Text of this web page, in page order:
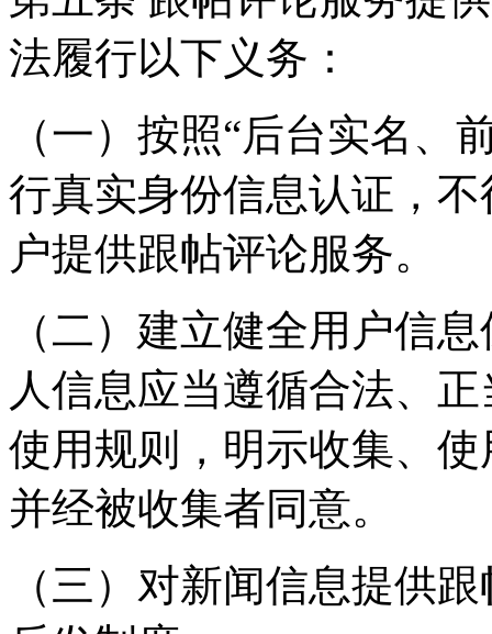
法履行以下义务：
（一）按照“后台实名、
行真实身份信息认证，
户提供跟帖评论服务。
（二）建立健全用户信
人信息应当遵循合法、
使用规则，明示收集、
并经被收集者同意。
（三）对新闻信息提供